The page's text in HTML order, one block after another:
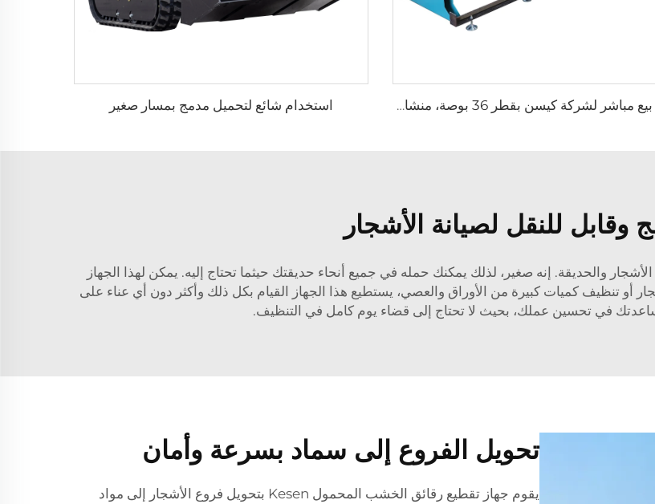
مصنع بيع مباشر لشركة كيسن بقطر 36 بوصة، منشار أفقية محمولة تعمل تلقائيًا مع مقطورة استخدام شائع لتحميل مدمج بمسار صغير
للنقل لصيانة الأشجار
والحديقة. إنه صغير، لذلك يمكنك حمله في جميع أنحاء حديقتك حيثما تحتاج إليه. يمكن لهذا الجهاز
أو تنظيف كميات كبيرة من الأوراق والعصي، يستطيع هذا الجهاز القيام بكل ذلك وأكثر دون أي عناء على
في تحسين عملك، بحيث لا تحتاج إلى قضاء يوم كامل في التنظيف.
تحويل الفروع إلى سماد بسرعة وأمان
يقوم جهاز تقطيع رقائق الخشب المحمول Kesen بتحويل فروع الأشجار إلى مواد